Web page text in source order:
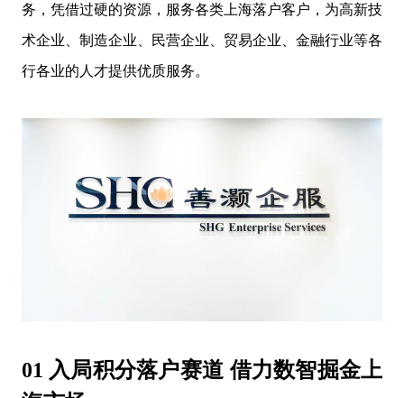
务，凭借过硬的资源，服务各类上海落户客户，为高新技
术企业、制造企业、民营企业、贸易企业、金融行业等各
行各业的人才提供优质服务。
01 入局积分落户赛道 借力数智掘金上